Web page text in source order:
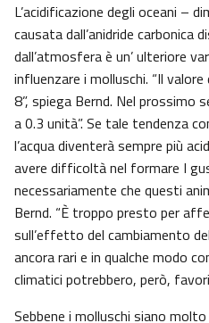
L’acidificazione degli oceani –
causata dall’anidride carbonica
dall’atmosfera è un’ ulteriore
influenzare i molluschi. “Il
8”, spiega Bernd. Nel prossimo
a 0.3 unità”. Se tale tendenza
l’acqua diventerà sempre più
avere difficoltà nel formare I
necessariamente che questi
Bernd. “È troppo presto per
sull’effetto del cambiamento
ancora rari e in qualche modo
climatici potrebbero, però,
Sebbene i molluschi siano